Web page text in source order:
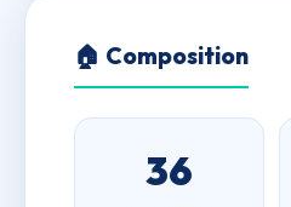
🏠 Composition
36